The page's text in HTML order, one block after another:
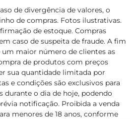
de divergência de valores, o
de compras. Fotos ilustrativas.
de estoque. Compras
caso de suspeita de fraude. A fim
um maior número de clientes as
de produtos com preços
sua quantidade limitada por
e condições são exclusivos para
durante o dia de hoje, podendo
notificação. Proibida a venda
menores de 18 anos, conforme